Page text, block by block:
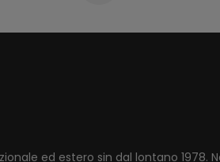
ed estero sin dal lontano